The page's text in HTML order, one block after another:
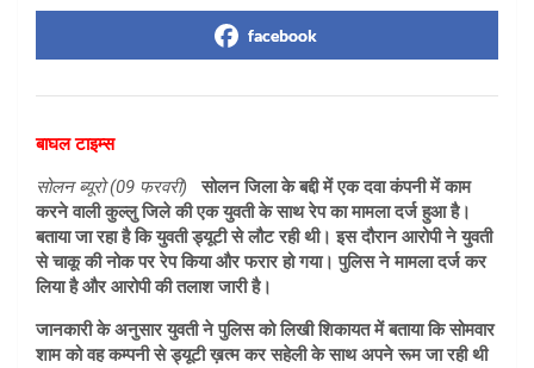
facebook
बाघल टाइम्स
सोलन ब्यूरो (09 फरवरी)
सोलन जिला के बद्दी में एक दवा कंपनी में काम
करने वाली कुल्लु जिले की एक युवती के साथ रेप का मामला दर्ज हुआ है।
बताया जा रहा है कि युवती ड्यूटी से लौट रही थी। इस दौरान आरोपी ने युवती
से चाकू की नोक पर रेप किया और फरार हो गया। पुलिस ने मामला दर्ज कर
लिया है और आरोपी की तलाश जारी है।
जानकारी के अनुसार युवती ने पुलिस को लिखी शिकायत में बताया कि सोमवार
शाम को वह कम्पनी से ड्यूटी ख़त्म कर सहेली के साथ अपने रूम जा रही थी